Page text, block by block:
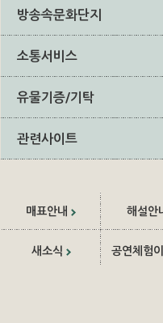
방송속문화단지
소통서비스
유물기증/기탁
관련사이트
매표안내 해설안
새소식 공연체험